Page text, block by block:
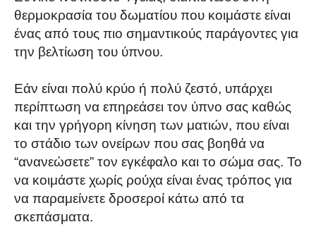
θερμοκρασία του δωματίου που κοιμάστε είναι
ένας από τους πιο σημαντικούς παράγοντες για
την βελτίωση του ύπνου.
Εάν είναι πολύ κρύο ή πολύ ζεστό, υπάρχει
περίπτωση να επηρεάσει τον ύπνο σας καθώς
και την γρήγορη κίνηση των ματιών, που είναι
το στάδιο των ονείρων που σας βοηθά να
“ανανεώσετε” τον εγκέφαλο και το σώμα σας. Το
να κοιμάστε χωρίς ρούχα είναι ένας τρόπος για
να παραμείνετε δροσεροί κάτω από τα
σκεπάσματα.